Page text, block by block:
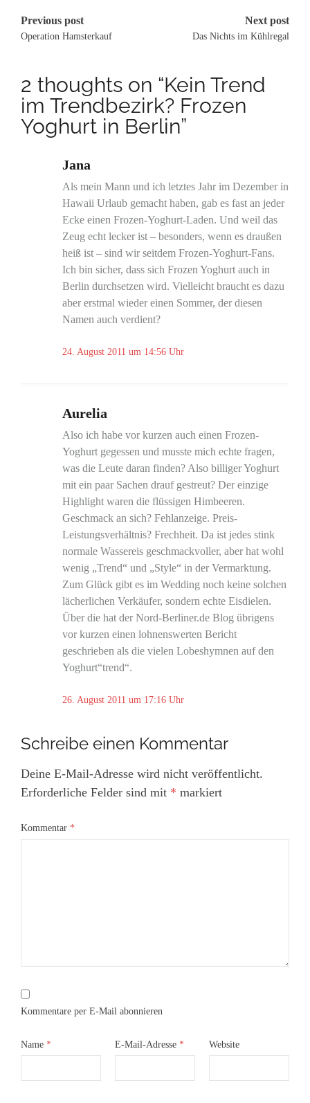
Post
navigation
Previous post
Operation Hamsterkauf
Next post
Das Nichts im Kühlregal
2 thoughts on “Kein Trend
im Trendbezirk? Frozen
Yoghurt in Berlin”
Jana
24. August 2011 um 14:56 Uhr
Als mein Mann und ich letztes Jahr im Dezember in
Hawaii Urlaub gemacht haben, gab es fast an jeder
Ecke einen Frozen-Yoghurt-Laden. Und weil das
Zeug echt lecker ist – besonders, wenn es draußen
heiß ist – sind wir seitdem Frozen-Yoghurt-Fans.
Ich bin sicher, dass sich Frozen Yoghurt auch in
Berlin durchsetzen wird. Vielleicht braucht es dazu
aber erstmal wieder einen Sommer, der diesen
Namen auch verdient?
Aurelia
26. August 2011 um 17:16 Uhr
Also ich habe vor kurzen auch einen Frozen-
Yoghurt gegessen und musste mich echte fragen,
was die Leute daran finden? Also billiger Yoghurt
mit ein paar Sachen drauf gestreut? Der einzige
Highlight waren die flüssigen Himbeeren.
Geschmack an sich? Fehlanzeige. Preis-
Leistungsverhältnis? Frechheit. Da ist jedes stink
normale Wassereis geschmackvoller, aber hat wohl
wenig „Trend“ und „Style“ in der Vermarktung.
Zum Glück gibt es im Wedding noch keine solchen
lächerlichen Verkäufer, sondern echte Eisdielen.
Über die hat der Nord-Berliner.de Blog übrigens
vor kurzen einen lohnenswerten Bericht
geschrieben als die vielen Lobeshymnen auf den
Yoghurt“trend“.
Schreibe einen Kommentar
Deine E-Mail-Adresse wird nicht veröffentlicht.
Erforderliche Felder sind mit * markiert
Kommentar *
Kommentare per E-Mail abonnieren
Name * E-Mail-Adresse * Website